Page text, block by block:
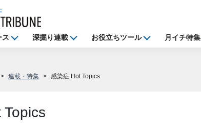
ス 深掘り連載 お役立ちツール 月イチ特集
連載・特集 感染症 Hot Topics
Topics